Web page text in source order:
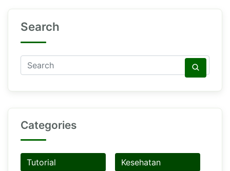
Search
Categories
Tutorial Kesehatan